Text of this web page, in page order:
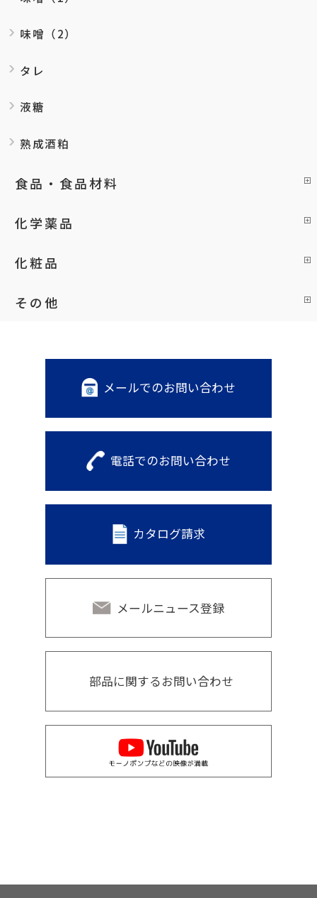
味噌（2）
タレ
液糖
熟成酒粕
食品・食品材料
化学薬品
化粧品
その他
メールでのお問い合わせ
電話でのお問い合わせ
カタログ請求
メールニュース登録
部品に関するお問い合わせ